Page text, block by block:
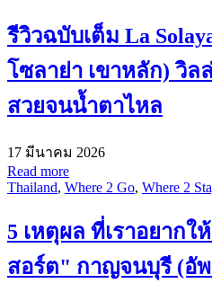
รีวิวฉบับเต็ม La
โซลาย่า เขาหลัก) วิล
สวยจนน้ำตาไหล
17 มีนาคม 2026
Read more
Thailand, Where 2 Go, Where 2
5 เหตุผล ที่เราอยาก
สอร์ต" กาญจนบุรี (อัพ